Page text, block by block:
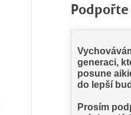
Podpořte